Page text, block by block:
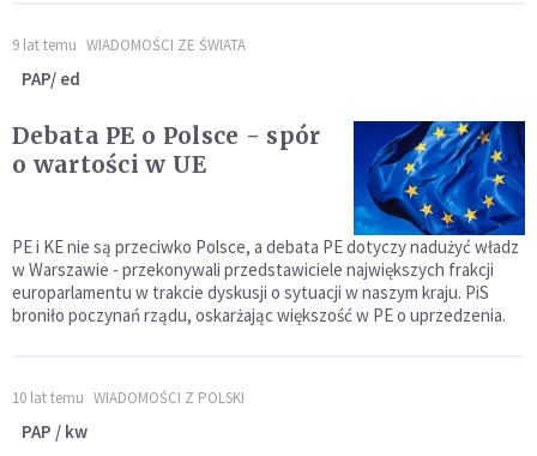
9 lat temu WIADOMOŚCI ZE ŚWIATA
PAP/ ed
Debata PE o Polsce - spór
o wartości w UE
PE i KE nie są przeciwko Polsce, a debata PE dotyczy nadużyć władz
w Warszawie - przekonywali przedstawiciele największych frakcji
europarlamentu w trakcie dyskusji o sytuacji w naszym kraju. PiS
broniło poczynań rządu, oskarżając większość w PE o uprzedzenia.
10 lat temu WIADOMOŚCI Z POLSKI
PAP / kw